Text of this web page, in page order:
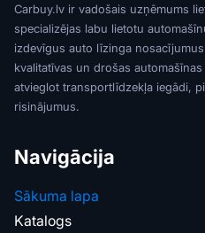
Carbuy.lv ir vadošais uzņēmums
specializējas labu lietotu
izdevīgus auto līzinga
kvalitatīvas un drošas
atvieglot transportlīdzekļa iegādi,
risinājumus.
Navigācija
Sākuma lapa
Katalogs